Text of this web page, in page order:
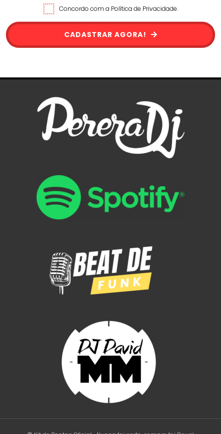
Concordo com a Política de Privacidade.
CADASTRAR AGORA!